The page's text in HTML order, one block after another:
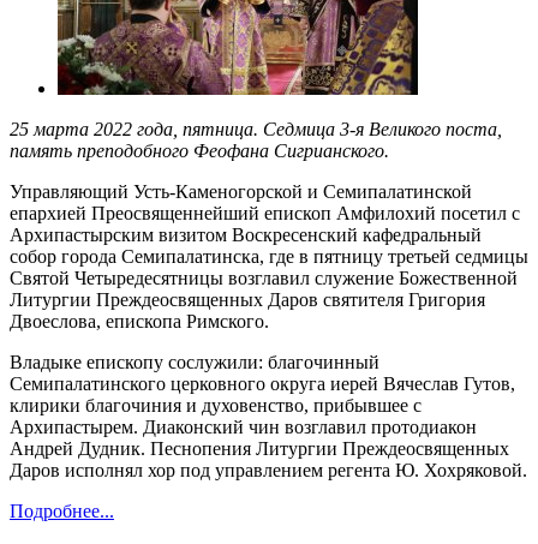
25 марта 2022 года, пятница. Седмица 3-я Великого поста,
память преподобного Феофана Сигрианского.
Управляющий Усть-Каменогорской и Семипалатинской
епархией Преосвященнейший епископ Амфилохий посетил с
Архипастырским визитом Воскресенский кафедральный
собор города Семипалатинска, где в пятницу третьей седмицы
Святой Четыредесятницы возглавил служение Божественной
Литургии Преждеосвященных Даров святителя Григория
Двоеслова, епископа Римского.
Владыке епископу сослужили: благочинный
Семипалатинского церковного округа иерей Вячеслав Гутов,
клирики благочиния и духовенство, прибывшее с
Архипастырем. Диаконский чин возглавил протодиакон
Андрей Дудник. Песнопения Литургии Преждеосвященных
Даров исполнял хор под управлением регента Ю. Хохряковой.
Подробнее...